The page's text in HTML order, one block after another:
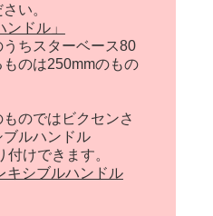
い。
ンドル」
うちスターベース80
のは250mmのもの
のではビクセンさ
ブルハンドル
けできます。
キシブルハンドル